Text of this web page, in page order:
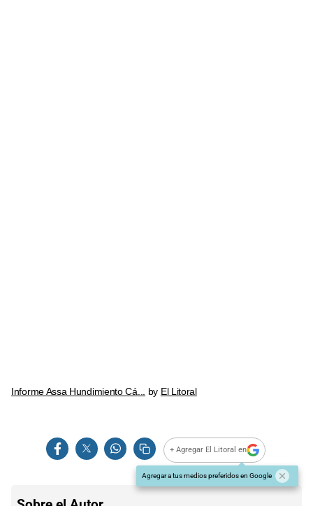
Informe Assa Hundimiento Cá... by El Litoral
+ Agregar El Litoral en
Agregar a tus medios preferidos en Google